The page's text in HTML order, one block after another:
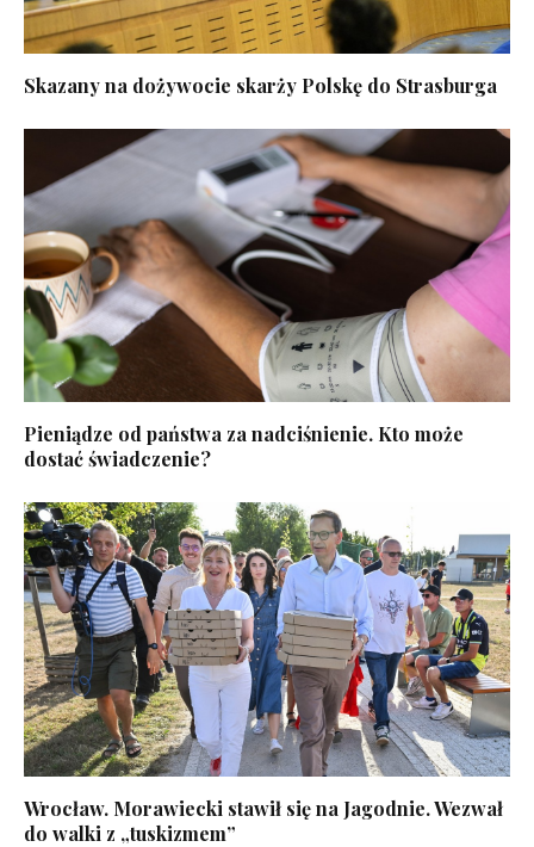
Skazany na dożywocie skarży Polskę do Strasburga
Pieniądze od państwa za nadciśnienie. Kto może
dostać świadczenie?
Wrocław. Morawiecki stawił się na Jagodnie. Wezwał
do walki z „tuskizmem”